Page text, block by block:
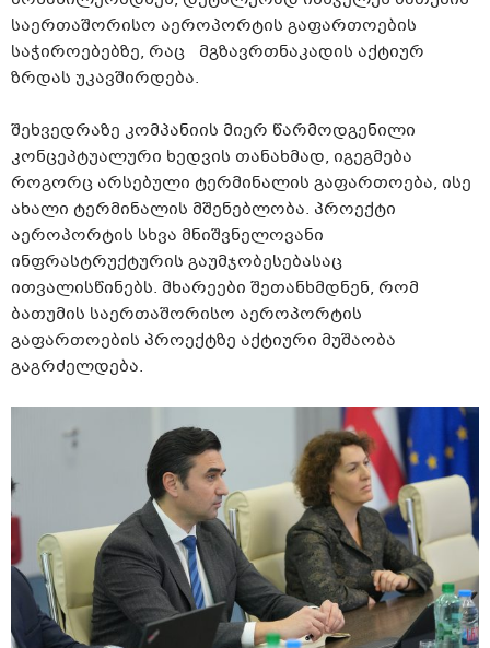
საერთაშორისო აეროპორტის გაფართოების
საჭიროებებზე, რაც მგზავრთნაკადის აქტიურ
ზრდას უკავშირდება.
შეხვედრაზე კომპანიის მიერ წარმოდგენილი
კონცეპტუალური ხედვის თანახმად, იგეგმება
როგორც არსებული ტერმინალის გაფართოება, ისე
ახალი ტერმინალის მშენებლობა. პროექტი
აეროპორტის სხვა მნიშვნელოვანი
ინფრასტრუქტურის გაუმჯობესებასაც
ითვალისწინებს. მხარეები შეთანხმდნენ, რომ
ბათუმის საერთაშორისო აეროპორტის
გაფართოების პროექტზე აქტიური მუშაობა
გაგრძელდება.